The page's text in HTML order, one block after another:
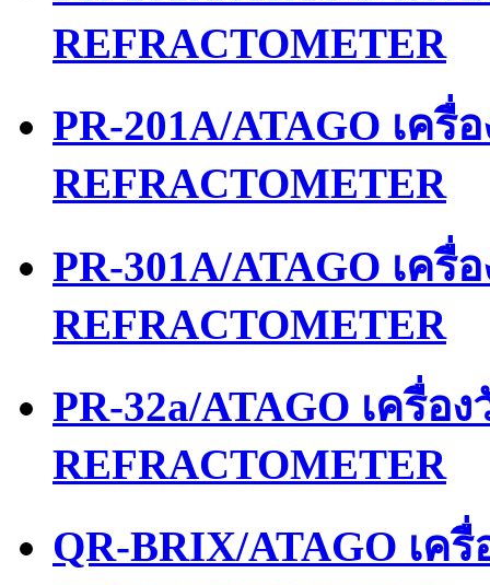
REFRACTOMETER
PR-201A/ATAGO เค
REFRACTOMETER
PR-301A/ATAGO เค
REFRACTOMETER
PR-32a/ATAGO เครื่อ
REFRACTOMETER
QR-BRIX/ATAGO เค